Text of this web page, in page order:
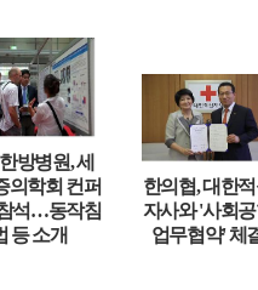
방병원, 세
의학회 컨퍼
석…동작침
등 소개
한의협, 대한
자사와 '사회공
업무협약' 체